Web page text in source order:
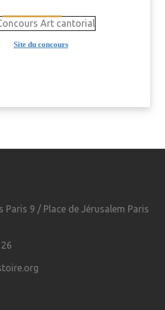
Site du concours
Paris 9 / Place de Jérusalem Paris